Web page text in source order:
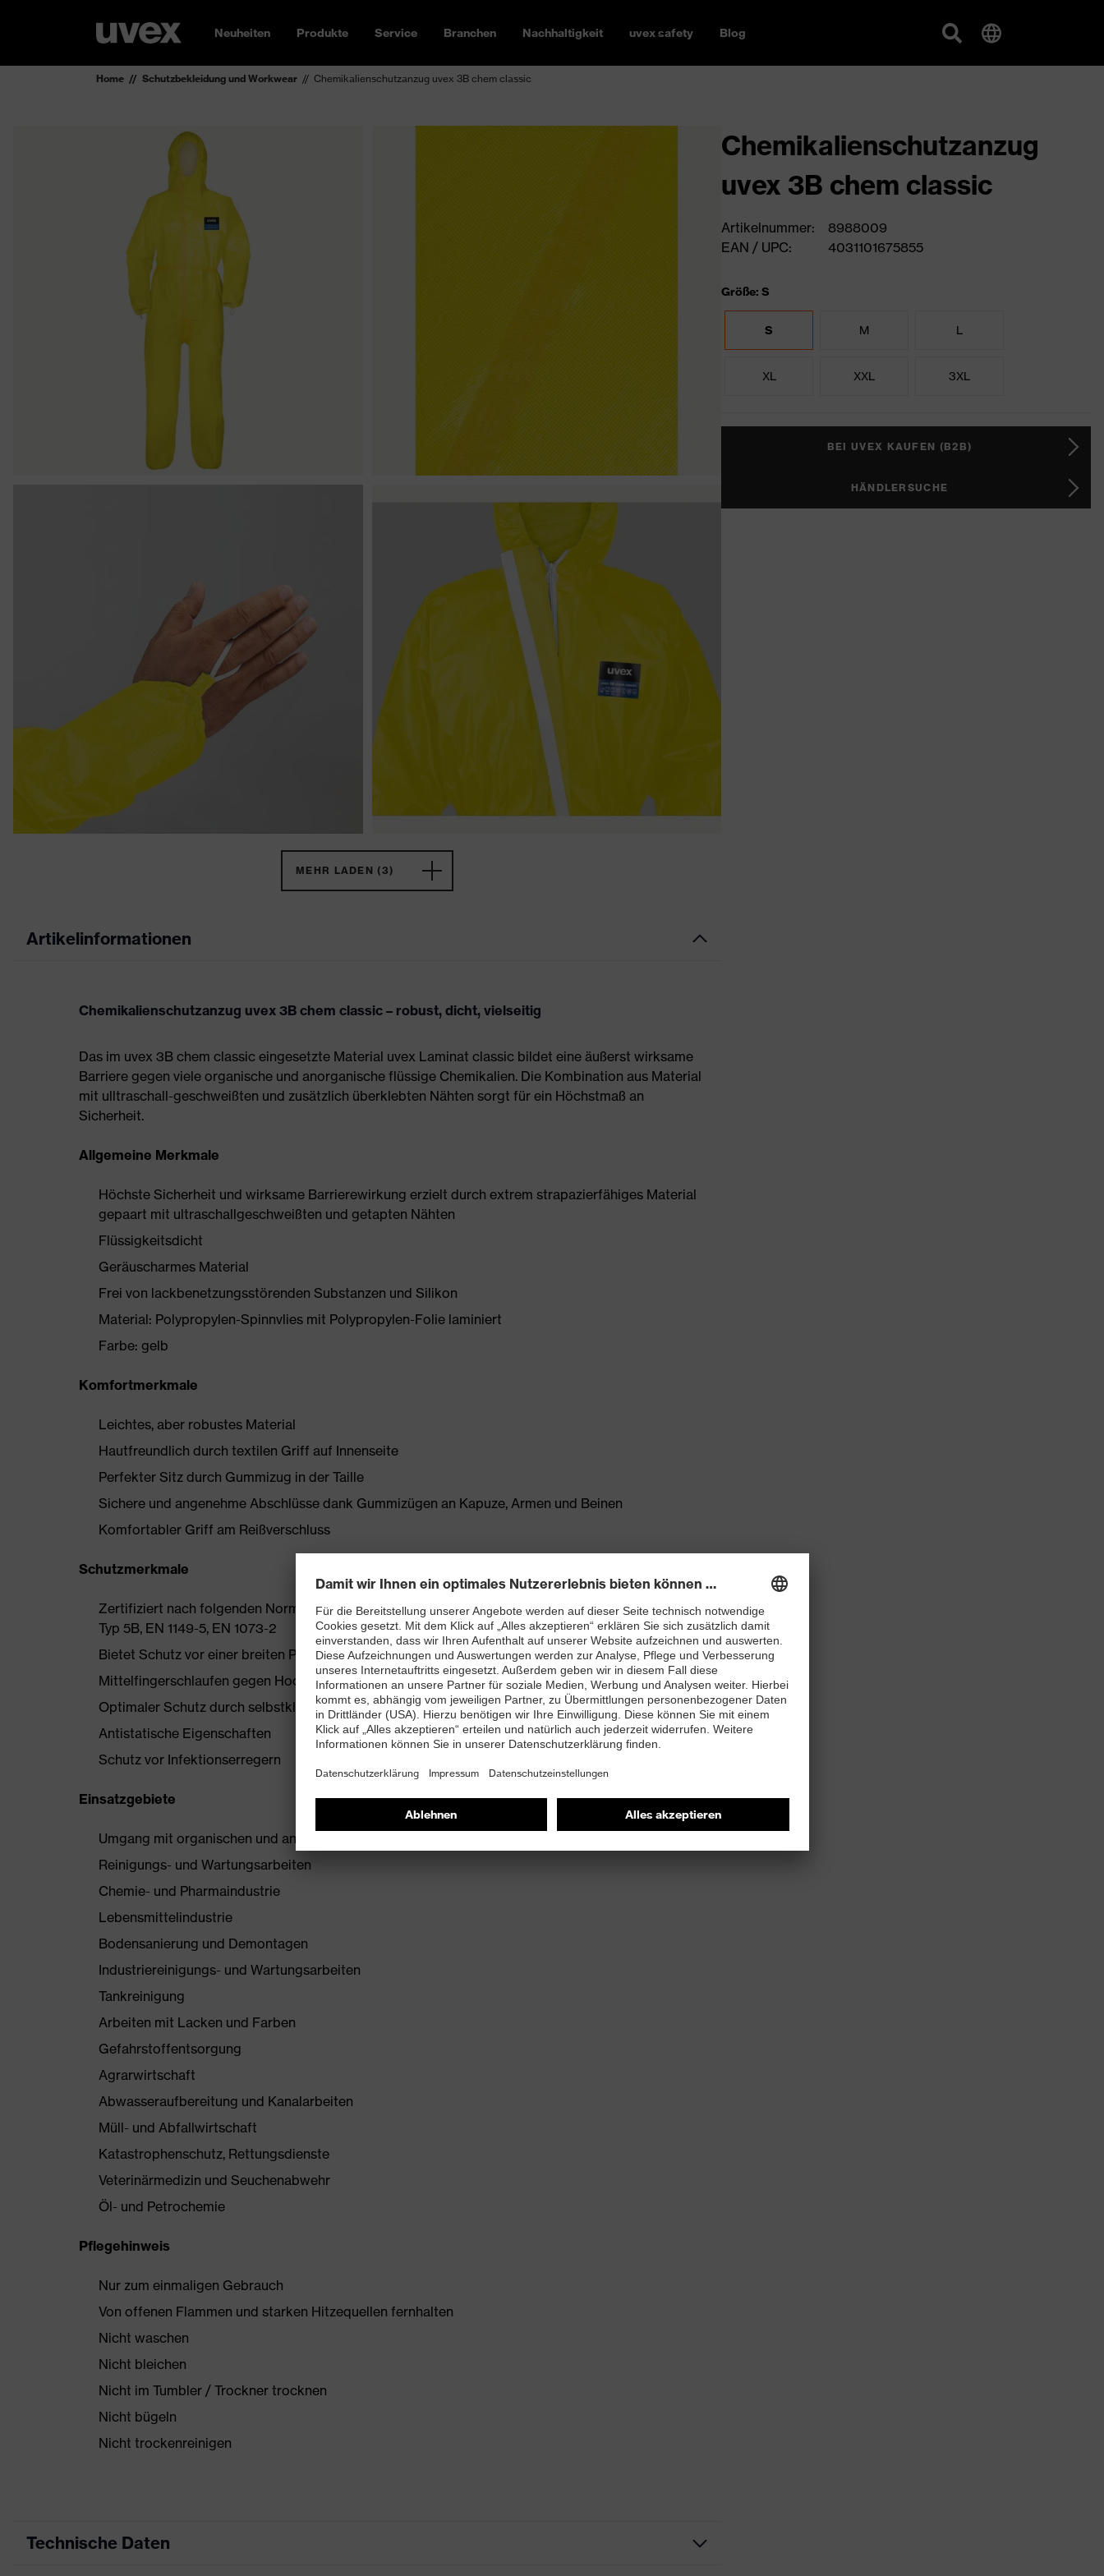
Neuheiten Produkte Service Branchen Nachhaltigkeit uvex safety Blog
Home Schutzbekleidung und Workwear Chemikalienschutzanzug uvex 3B chem classic
MEHR LADEN (3)
Artikelinformationen
Chemikalienschutzanzug uvex 3B chem classic – robust, dicht, vielseitig
Das im uvex 3B chem classic eingesetzte Material uvex Laminat classic bildet eine äußerst wirksame
Barriere gegen viele organische und anorganische flüssige Chemikalien. Die Kombination aus Material
mit ulltraschall-geschweißten und zusätzlich überklebten Nähten sorgt für ein Höchstmaß an
Sicherheit.
Allgemeine Merkmale
Höchste Sicherheit und wirksame Barrierewirkung erzielt durch extrem strapazierfähiges Material
gepaart mit ultraschallgeschweißten und getapten Nähten
Flüssigkeitsdicht
Geräuscharmes Material
Frei von lackbenetzungsstörenden Substanzen und Silikon
Material: Polypropylen-Spinnvlies mit Polypropylen-Folie laminiert
Farbe: gelb
Komfortmerkmale
Leichtes, aber robustes Material
Hautfreundlich durch textilen Griff auf Innenseite
Perfekter Sitz durch Gummizug in der Taille
Sichere und angenehme Abschlüsse dank Gummizügen an Kapuze, Armen und Beinen
Komfortabler Griff am Reißverschluss
Schutzmerkmale
Zertifiziert nach folgenden Normen: EN 14126, EN 14605 – Typ 3B, EN 14605 – Typ 4B, ISO 13982-1 –
Typ 5B, EN 1149-5, EN 1073-2
Bietet Schutz vor einer breiten Palette an Chemikalien
Mittelfingerschlaufen gegen Hochrutschen der Ärmel
Optimaler Schutz durch selbstklebende Reißverschlussblende
Antistatische Eigenschaften
Schutz vor Infektionserregern
Einsatzgebiete
Umgang mit organischen und anorganischen Chemiekalien
Reinigungs- und Wartungsarbeiten
Chemie- und Pharmaindustrie
Lebensmittelindustrie
Bodensanierung und Demontagen
Industriereinigungs- und Wartungsarbeiten
Tankreinigung
Arbeiten mit Lacken und Farben
Gefahrstoffentsorgung
Agrarwirtschaft
Abwasseraufbereitung und Kanalarbeiten
Müll- und Abfallwirtschaft
Katastrophenschutz, Rettungsdienste
Veterinärmedizin und Seuchenabwehr
Öl- und Petrochemie
Pflegehinweis
Nur zum einmaligen Gebrauch
Von offenen Flammen und starken Hitzequellen fernhalten
Nicht waschen
Nicht bleichen
Nicht im Tumbler / Trockner trocknen
Nicht bügeln
Nicht trockenreinigen
Technische Daten
Chemikalienschutzanzug
uvex 3B chem classic
Artikelnummer:
8988009
EAN / UPC:
4031101675855
Größe: S
S M L
XL XXL 3XL
BEI UVEX KAUFEN (B2B)
HÄNDLERSUCHE